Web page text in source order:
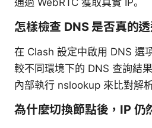
通過 WebRTC 獲取真實 IP。
怎樣檢查 DNS 是否真的
在 Clash 設定中啟用 DNS 選
較不同環境下的 DNS 查詢結
內部執行 nslookup 來比對解
為什麼切換節點後，IP 仍